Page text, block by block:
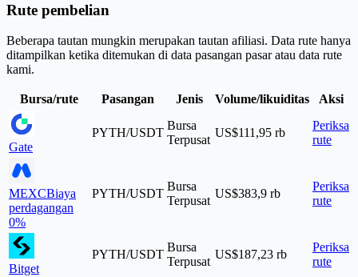
Rute pembelian
Beberapa tautan mungkin merupakan tautan afiliasi. Data rute hanya
ditampilkan ketika ditemukan di data pasangan pasar atau data rute
kami.
Bursa/rute Pasangan Jenis Volume/likuiditas Aksi
Gate
PYTH/USDT
Bursa
Terpusat
US$111,95 rb
Periksa
rute
MEXCBiaya
perdagangan
0%
PYTH/USDT
Bursa
Terpusat
US$383,9 rb
Periksa
rute
Bitget
PYTH/USDT
Bursa
Terpusat
US$187,23 rb
Periksa
rute